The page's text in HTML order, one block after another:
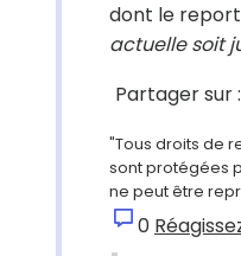
dont le report
actuelle soit
Partager sur :
"Tous droits de
sont protégées
ne peut être
0